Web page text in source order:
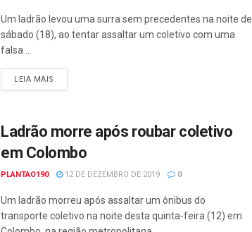
Um ladrão levou uma surra sem precedentes na noite de
sábado (18), ao tentar assaltar um coletivo com uma
falsa ...
LEIA MAIS
Ladrão morre após roubar coletivo
em Colombo
PLANTAO190 12 DE DEZEMBRO DE 2019 0
Um ladrão morreu após assaltar um ônibus do
transporte coletivo na noite desta quinta-feira (12) em